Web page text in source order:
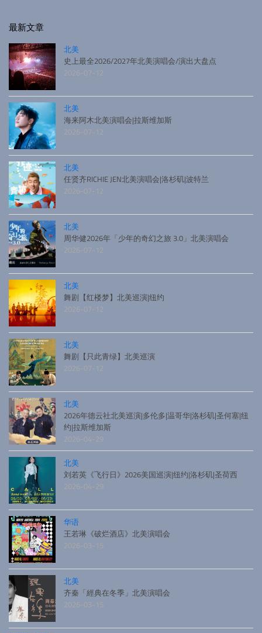
最新文章
北美
史上最全2026/2027年北美演唱会/演出大盘点
2026-07-12
北美
海来阿木北美演唱会|拉斯维加斯
2026-07-12
北美
任贤齐RICHIE JEN北美演唱会|洛杉矶|波特兰
2026-07-12
北美
周华健2026年「少年的奇幻之旅 3.0」北美演唱会
2026-07-12
北美
舞剧【红楼梦】北美巡演|纽约
2026-07-12
北美
舞剧【只此青绿】北美巡演
2026-07-12
北美
2026年德云社北美巡演|多伦多|温哥华|洛杉矶|圣何塞|纽
约|拉斯维加斯
2026-04-29
北美
刘若英《飞行日》2026美国巡演|纽约|洛杉矶|圣荷西
2026-04-29
华语
王若琳《破烂酒店》北美演唱会
2026-03-15
北美
齐秦「經典在冬季」北美演唱会
2026-03-15